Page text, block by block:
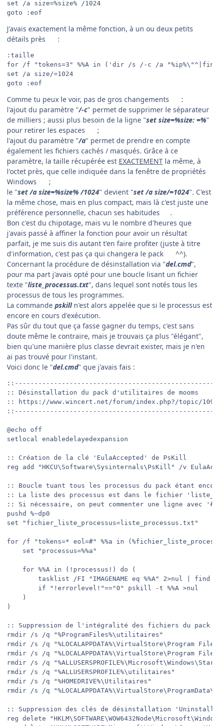
set /a size=%size% /1024
goto :eof
J'avais exactement la même fonction, à un ou deux petits
détails près
:
:taille
for /f "tokens=3" %%A in ('dir /s /-c /a
set /a size/=1024
goto :eof
Comme tu peux le voir, pas de gros changements
:
l'ajout du paramètre "/-c" permet de supprimer le séparateur
de milliers ; aussi plus besoin de la ligne "set size=%size: =%"
pour retirer les espaces
;
l'ajout du paramètre "/a" permet de prendre en compte
également les fichiers cachés / masqués. Grâce à ce
paramètre, la taille récupérée est EXACTEMENT la même, à
l'octet près, que celle indiquée dans la fenêtre de propriétés
Windows
;
le "set /a size=%size% /1024" devient "set /a size/=1024". C'est
la même chose, mais en plus compact, mais là c'est juste une
préférence personnelle, chacun ses habitudes
.
Bon c'est du chipotage, mais vu le nombre d'heures que
j'avais passé à affiner la fonction pour avoir un résultat
parfait, je me suis dis autant t'en faire profiter (juste à titre
d'information, c'est pas ça qui changera le pack
^^).
Concernant la procédure de désinstallation via "del.cmd",
pour ma part j'avais opté pour une boucle lisant un fichier
texte "liste_processus.txt", dans lequel sont notés tous les
processus de tous les programmes.
La commande pskilln'est alors appelée que si le processus est
encore en cours d'exécution.
Pas sûr du tout que ça fasse gagner du temps, c'est sans
doute même le contraire, mais je trouvais ça plus "élégant",
bien qu'une manière plus classe devrait exister, mais je n'en
ai pas trouvé pour l'instant.
Voici donc le "del.cmd" que j'avais fais :
:: Désinstallation du pack d'utilitaires de mooms
:: https://www.wincert.net/forum/index.php?/topic/
@echo off
setlocal enabledelayedexpansion
:: Création de la clé 'EulaAccepted' de PsKill
reg add "HKCU\Software\Sysinternals\PsKill" /v
:: Boucle tuant tous les processus du pack étant
:: La liste des processus est dans le fichier
:: Si nécessaire, on peut commenter une ligne avec
pushd %~dp0
set "fichier_liste_processus=liste_processus.txt"
for /f "tokens=* eol=#" %%a in
)
:: Suppression de l'intégralité des fichiers du pack
rmdir /s /q "%ProgramFiles%\utilitaires"
rmdir /s /q "%LOCALAPPDATA%\VirtualStore\Program
rmdir /s /q "%LOCALAPPDATA%\VirtualStore\Program
rmdir /s /q
rmdir /s /q "%ALLUSERSPROFILE%\utilitaires"
rmdir /s /q "%HOMEDRIVE%\Utilitaires"
rmdir /s /q
:: Suppression des clés de désinstallation 'Uninstall'
reg delete